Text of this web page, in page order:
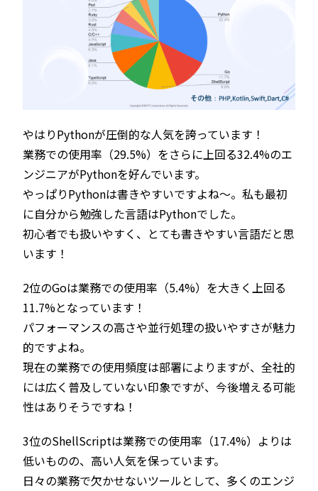
やはりPythonが圧倒的な人気を誇っています！
業務での使用率（29.5%）をさらに上回る32.4%のエ
ンジニアがPythonを好んでいます。
やっぱりPythonは書きやすいですよね〜。私も最初
に自分から勉強した言語はPythonでした。
初心者でも扱いやすく、とても書きやすい言語だと思
います！
2位のGoは業務での使用率（5.4%）を大きく上回る
11.7%となっています！
パフォーマンスの高さや並行処理の扱いやすさが魅力
的ですよね。
現在の業務での使用頻度は部署によりますが、全社的
には広く普及していない印象ですが、今後増える可能
性はありそうですね！
3位のShellScriptは業務での使用率（17.4%）よりは
低いものの、高い人気を保っています。
日々の業務で欠かせないツールとして、多くのエンジ